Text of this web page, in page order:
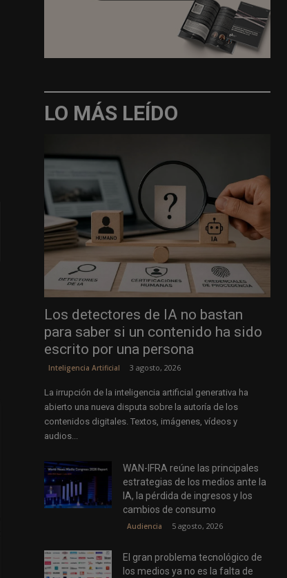
LO MÁS LEÍDO
Los detectores de IA no bastan
para saber si un contenido ha sido
escrito por una persona
Inteligencia Artificial 3 agosto, 2026
La irrupción de la inteligencia artificial generativa ha
abierto una nueva disputa sobre la autoría de los
contenidos digitales. Textos, imágenes, vídeos y
audios...
WAN-IFRA reúne las principales
estrategias de los medios ante la
IA, la pérdida de ingresos y los
cambios de consumo
Audiencia 5 agosto, 2026
El gran problema tecnológico de
los medios ya no es la falta de